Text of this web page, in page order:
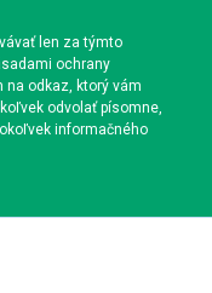
len za týmto
ochrany
na odkaz, ktorý vám
odvolať písomne,
informačného